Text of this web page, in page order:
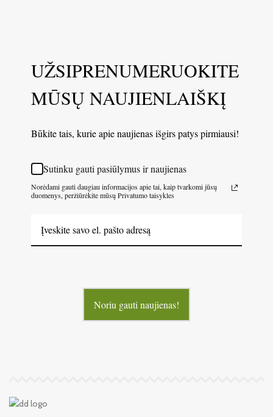
UŽSIPRENUMERUOKITE
MŪSŲ NAUJIENLAIŠKĮ
Būkite tais, kurie apie naujienas išgirs patys pirmiausi!
Sutinku gauti pasiūlymus ir naujienas
Norėdami gauti daugiau informacijos apie tai, kaip tvarkomi jūsų
duomenys, peržiūrėkite mūsų Privatumo taisykles
Noriu gauti naujienas!